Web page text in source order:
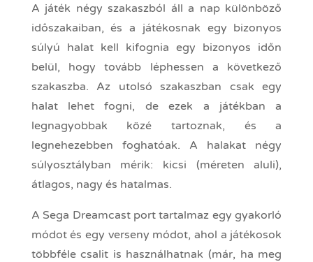
A játék négy szakaszból áll a nap különböző
időszakaiban, és a játékosnak egy bizonyos
súlyú halat kell kifognia egy bizonyos időn
belül, hogy tovább léphessen a következő
szakaszba. Az utolsó szakaszban csak egy
halat lehet fogni, de ezek a játékban a
legnagyobbak közé tartoznak, és a
legnehezebben foghatóak. A halakat négy
súlyosztályban mérik: kicsi (méreten aluli),
átlagos, nagy és hatalmas.
A Sega Dreamcast port tartalmaz egy gyakorló
módot és egy verseny módot, ahol a játékosok
többféle csalit is használhatnak (már, ha meg